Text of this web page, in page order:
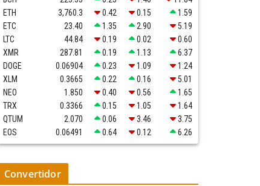
ETH
3,760.3 0.42 0.15
1.59
ETC
23.40 1.35 2.90
5.19
LTC
44.84 0.19 0.02
0.60
XMR
287.81 0.19 1.13
6.37
DOGE
0.06904 0.23 1.09
1.24
XLM
0.3665 0.22 0.16
5.01
NEO
1.850 0.40 0.56
1.65
TRX
0.3366 0.15 1.05
1.64
QTUM
2.070 0.06 3.46
3.75
EOS
0.06491 0.64 0.12 6.26
Convertidor